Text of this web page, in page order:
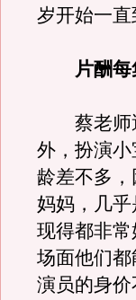
岁开始一直
片酬每集
蔡老师透
外，扮演
龄差不多
妈妈，几
现得都非
场面他们
演员的身